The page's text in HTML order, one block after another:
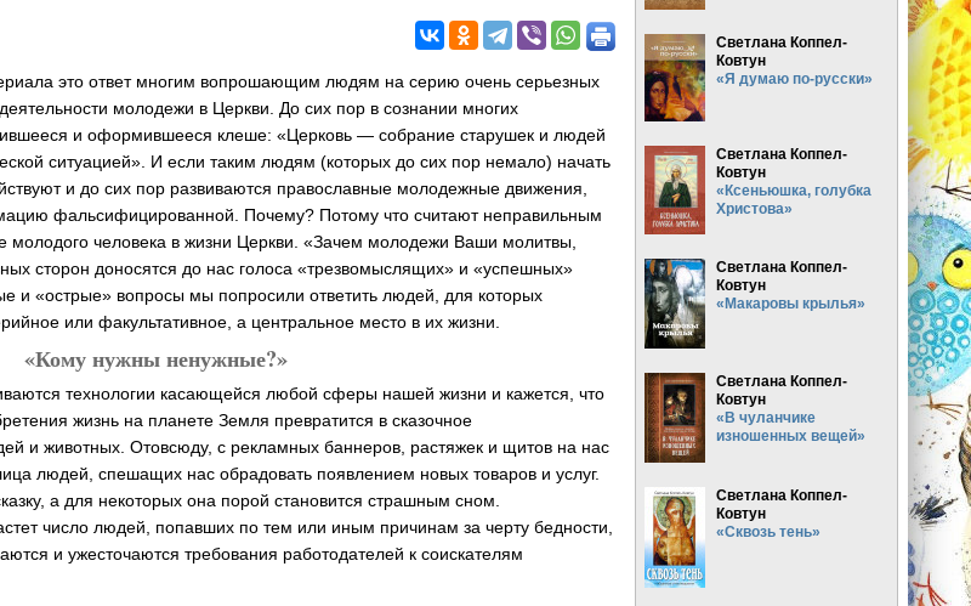
это ответ многим вопрошающим людям на серию очень серьезных
молодежи в Церкви. До сих пор в сознании многих
и оформившееся клеше: «Церковь — собрание старушек и людей
ситуацией». И если таким людям (которых до сих пор немало) начать
и до сих пор развиваются православные молодежные движения,
фальсифицированной. Почему? Потому что считают неправильным
молодого человека в жизни Церкви. «Зачем молодежи Ваши молитвы,
сторон доносятся до нас голоса «трезвомыслящих» и «успешных»
и «острые» вопросы мы попросили ответить людей, для которых
или факультативное, а центральное место в их жизни.
«Кому нужны ненужные?»
технологии касающейся любой сферы нашей жизни и кажется, что
жизнь на планете Земля превратится в сказочное
и животных. Отовсюду, с рекламных баннеров, растяжек и щитов на нас
людей, спешащих нас обрадовать появлением новых товаров и услуг.
а для некоторых она порой становится страшным сном.
число людей, попавших по тем или иным причинам за черту бедности,
и ужесточаются требования работодателей к соискателям
Светлана Коппел-
Ковтун
«Я думаю по-русски»
Светлана Коппел-
Ковтун
«Ксеньюшка, голубка
Христова»
Светлана Коппел-
Ковтун
«Макаровы крылья»
Светлана Коппел-
Ковтун
«В чуланчике
изношенных вещей»
Светлана Коппел-
Ковтун
«Сквозь тень»